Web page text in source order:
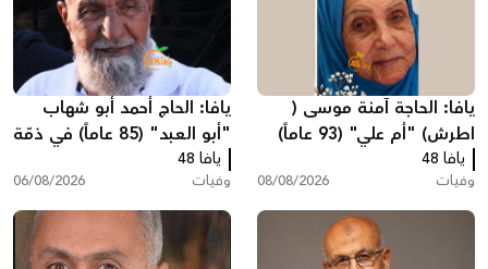
يافا: الحاجة آمنة موسى (
اطرش) "أم علي" (93 عاماً)
في ذمة الله
يافا 48
وفيات 08/08/2026
يافا: الحاج أحمد أبو شهاب
"أبو العبد" (85 عاماً) في ذمّة
الله
يافا 48
وفيات 06/08/2026